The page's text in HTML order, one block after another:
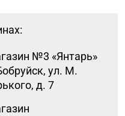
№3 «Янтарь»
ул. М.
д. 7